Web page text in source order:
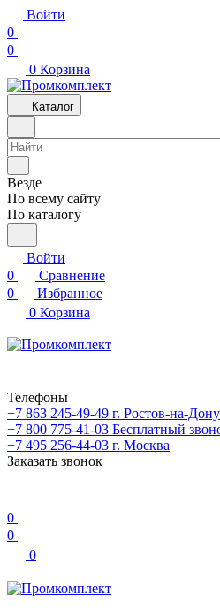
Войти
0
0
0 Корзина
Каталог
Везде
По всему сайту
По каталогу
Войти
0
Сравнение
0
Избранное
0 Корзина
Телефоны
+7 863 245-49-49 г. Ростов-на-Дону
+7 800 775-41-03 Бесплатный
+7 495 256-44-03 г. Москва
Заказать звонок
0
0
0